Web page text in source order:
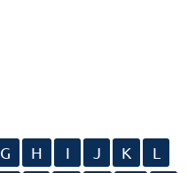
G H I J K
L